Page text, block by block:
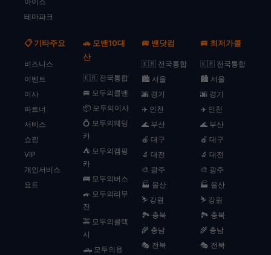
테마파크
📋 기타주요
비즈니스
이벤트
이사
파트너
서비스
쇼핑
VIP
개인서비스
요트
🚗 모밴10대
산
🇰🇷 전국통합
🚐 모두의콜밴
📦 모두의이사
💍 모두의웨딩
카
⛺ 모두의캠핑
카
🚌 모두의버스
🚙 모두의리무
진
🚕 모두의콜택
시
🛻 모두의용
🚐 밴닷컴
🇰🇷 전국통합
🏙️ 서울
🌆 경기
✈️ 인천
🌊 부산
🍎 대구
🔬 대전
🎨 광주
🏭 울산
⛷️ 강원
🏞️ 충북
🌾 충남
🎭 전북
🚐 최저가콜
🇰🇷 전국통합
🏙️ 서울
🌆 경기
✈️ 인천
🌊 부산
🍎 대구
🔬 대전
🎨 광주
🏭 울산
⛷️ 강원
🏞️ 충북
🌾 충남
🎭 전북